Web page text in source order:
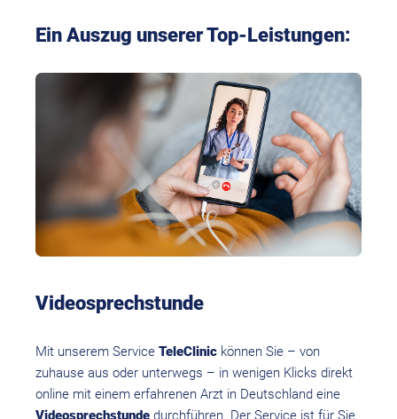
Ein Auszug unserer Top-Leistungen:
Videosprechstunde
Mit unserem Service TeleClinic können Sie – von
zuhause aus oder unterwegs – in wenigen Klicks direkt
online mit einem erfahrenen Arzt in Deutschland eine
Videosprechstunde durchführen. Der Service ist für Sie